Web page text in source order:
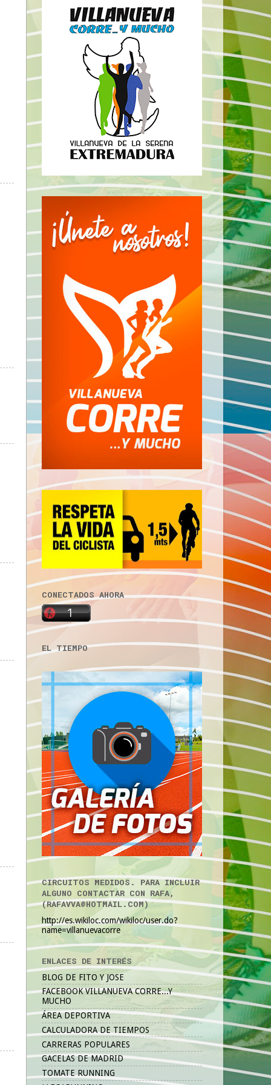
CONECTADOS AHORA
EL TIEMPO
CIRCUITOS MEDIDOS. PARA INCLUIR
ALGUNO CONTACTAR CON RAFA,
(RAFAVVA@HOTMAIL.COM)
http://es.wikiloc.com/wikiloc/user.do?
name=villanuevacorre
ENLACES DE INTERÉS
BLOG DE FITO Y JOSE
FACEBOOK VILLANUEVA CORRE...Y
MUCHO
ÁREA DEPORTIVA
CALCULADORA DE TIEMPOS
CARRERAS POPULARES
GACELAS DE MADRID
TOMATE RUNNING